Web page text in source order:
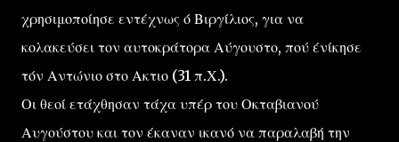
χρησιμοποίησε εντέχνως ό Βιργίλιος, για να
κολακεύσει τον αυτοκράτορα Αύγουστο, πού ένίκησε
τόν Αντώνιο στο Ακτιο (31 π.Χ.).
Οι θεοί ετάχθησαν τάχα υπέρ του Οκταβιανού
Αυγούστου και τον έκαναν ικανό να παραλαβή την